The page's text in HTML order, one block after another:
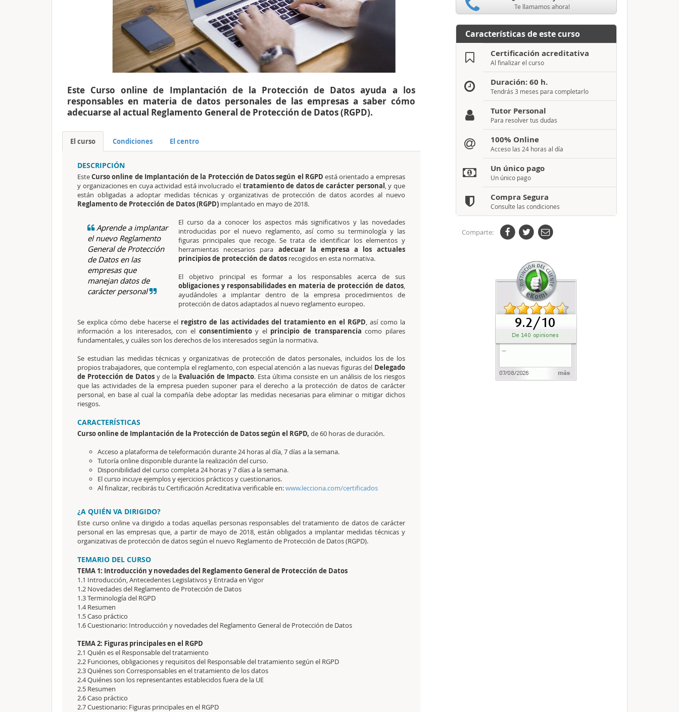
Este Curso online de Implantación de la Protección de Datos ayuda a los
responsables en materia de datos personales de las empresas a saber cómo
adecuarse al actual Reglamento General de Protección de Datos (RGPD).
El curso Condiciones El centro
DESCRIPCIÓN
EsteCurso online de Implantación de la Protección de Datos según el RGPD está orientado a empresas
y organizaciones en cuya actividad está involucrado el tratamiento de datos de carácter personal, y que
están obligadas a adoptar medidas técnicas y organizativas de protección de datos acordes al nuevo
Reglamento de Protección de Datos (RGPD) implantado en mayo de 2018.
Aprende a implantar
el nuevo Reglamento
General de Protección
de Datos en las
empresas que
manejan datos de
carácter personal
El curso da a conocer los aspectos más significativos y las novedades
introducidas por el nuevo reglamento, así como su terminología y las
figuras principales que recoge. Se trata de identificar los elementos y
herramientas necesarios para adecuar la empresa a los actuales
principios de protección de datos recogidos en esta normativa.
El objetivo principal es formar a los responsables acerca de sus
obligaciones y responsabilidades en materia de protección de datos,
ayudándoles a implantar dentro de la empresa procedimientos de
protección de datos adaptados al nuevo reglamento europeo.
Se explica cómo debe hacerse elregistro de las actividades del tratamiento en el RGPD, así como la
información a los interesados, con el consentimientoy elprincipio de transparencia como pilares
fundamentales, y cuáles son los derechos de los interesados según la normativa.
Se estudian las medidas técnicas y organizativas de protección de datos personales, incluidos los de los
propios trabajadores, que contempla el reglamento, con especial atención a las nuevas figuras del Delegado
de Protección de Datosy de la Evaluación de Impacto. Esta última consiste en un análisis de los riesgos
que las actividades de la empresa pueden suponer para el derecho a la protección de datos de carácter
personal, en base al cual la compañía debe adoptar las medidas necesarias para eliminar o mitigar dichos
riesgos.
CARACTERÍSTICAS
Curso online de Implantación de la Protección de Datos según el RGPD, de 60 horas de duración.
Acceso a plataforma de teleformación durante 24 horas al día, 7 días a la semana.
Tutoría online disponible durante la realización del curso.
Disponibilidad del curso completa 24 horas y 7 días a la semana.
El curso incuye ejemplos y ejercicios prácticos y cuestionarios.
Al finalizar, recibirás tu Certificación Acreditativa verificable en:www.lecciona.com/certificados
¿A QUIÉN VA DIRIGIDO?
Este curso online va dirigido a todas aquellas personas responsables del tratamiento de datos de carácter
personal en las empresas que, a partir de mayo de 2018, están obligados a implantar medidas técnicas y
organizativas de protección de datos según el nuevo Reglamento de Protección de Datos (RGPD).
TEMARIO DEL CURSO
TEMA 1: Introducción y novedades del Reglamento General de Protección de Datos
1.1 Introducción, Antecedentes Legislativos y Entrada en Vigor
1.2 Novedades del Reglamento de Protección de Datos
1.3 Terminología del RGPD
1.4 Resumen
1.5 Caso práctico
1.6 Cuestionario: Introducción y novedades del Reglamento General de Protección de Datos
TEMA 2: Figuras principales en el RGPD
2.1 Quién es el Responsable del tratamiento
2.2 Funciones, obligaciones y requisitos del Responsable del tratamiento según el RGPD
2.3 Quiénes son Corresponsables en el tratamiento de los datos
2.4 Quiénes son los representantes establecidos fuera de la UE
2.5 Resumen
2.6 Caso práctico
2.7 Cuestionario: Figuras principales en el RGPD
Te llamamos ahora!
Características de este curso
Certificación acreditativa
Al finalizar el curso
Duración: 60 h.
Tendrás 3 meses para completarlo
Tutor Personal
Para resolver tus dudas
100% Online
Acceso las 24 horas al día
Un único pago
Un único pago
Compra Segura
Consulte las condiciones
Comparte: